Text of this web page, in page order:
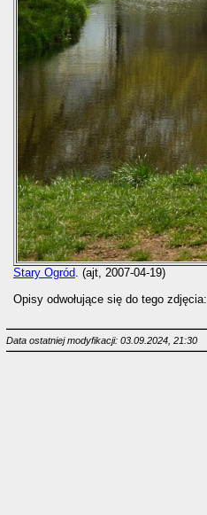
Stary Ogród . (ajt, 2007-04-19)
Opisy odwołujące się do tego zdjęcia:
Data ostatniej modyfikacji: 03.09.2024, 21:30